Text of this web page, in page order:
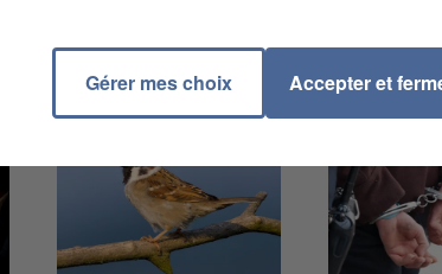
Gérer mes choix Accepter et